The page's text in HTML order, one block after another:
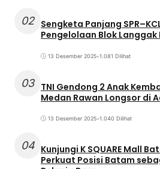
02 Sengketa Panjang
Pengelolaan Blok Langgak
13 Desember 2025•1.081 Dilihat
03 TNI Gendong 2 Anak
Medan Rawan Longsor di
13 Desember 2025•1.040 Dilihat
04 Kunjungi K SQUARE Mall
Perkuat Posisi Batam